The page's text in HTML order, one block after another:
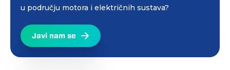
u području motora i električnih sustava?
Javi nam se